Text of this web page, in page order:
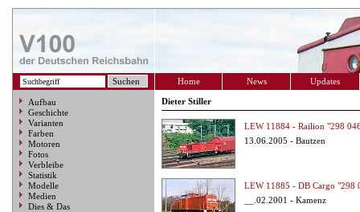
Home News Updates
Aufbau
Geschichte
Varianten
Farben
Motoren
Fotos
Verbleibe
Statistik
Modelle
Medien
Dies & Das
Dieter Stiller
LEW 11884 - Railion "298
13.06.2005 - Bautzen
LEW 11885 - DB Cargo "298
__.02.2001 - Kamenz